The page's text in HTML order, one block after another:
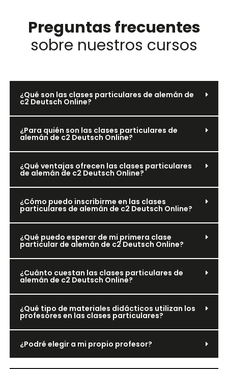
Preguntas frecuentes
sobre nuestros cursos
¿Qué son las clases particulares de alemán de
c2 Deutsch Online?
¿Para quién son las clases particulares de
alemán de c2 Deutsch Online?
¿Qué ventajas ofrecen las clases particulares
de alemán de c2 Deutsch Online?
¿Cómo puedo inscribirme en las clases
particulares de alemán de c2 Deutsch Online?
¿Qué puedo esperar de mi primera clase
particular de alemán de c2 Deutsch Online?
¿Cuánto cuestan las clases particulares de
alemán de c2 Deutsch Online?
¿Qué tipo de materiales didácticos utilizan los
profesores en las clases particulares?
¿Podré elegir a mi propio profesor?